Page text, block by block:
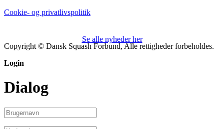
Cookie- og privatlivspolitik
Se alle nyheder her
Copyright © Dansk Squash Forbund, Alle rettigheder forbeholdes.
Login
Dialog